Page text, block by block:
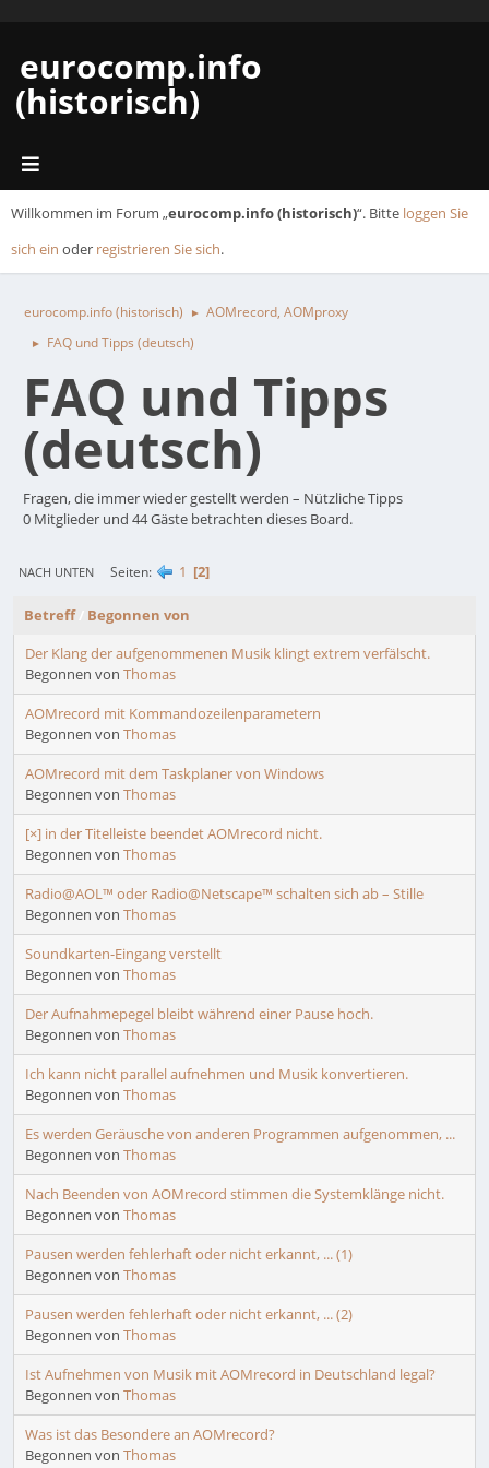
eurocomp.info
(historisch)
Willkommen im Forum „eurocomp.info (historisch)“. Bitte loggen Sie
sich ein oder registrieren Sie sich.
eurocomp.info (historisch) ► AOMrecord, AOMproxy
► FAQ und Tipps (deutsch)
FAQ und Tipps
(deutsch)
Fragen, die immer wieder gestellt werden – Nützliche Tipps
0 Mitglieder und 44 Gäste betrachten dieses Board.
NACH UNTEN Seiten 1 2
Betreff/ Begonnen von
Der Klang der aufgenommenen Musik klingt extrem verfälscht.
Begonnen von Thomas
AOMrecord mit Kommandozeilenparametern
Begonnen von Thomas
AOMrecord mit dem Taskplaner von Windows
Begonnen von Thomas
[×] in der Titelleiste beendet AOMrecord nicht.
Begonnen von Thomas
Radio@AOL™ oder Radio@Netscape™ schalten sich ab – Stille
Begonnen von Thomas
Soundkarten-Eingang verstellt
Begonnen von Thomas
Der Aufnahmepegel bleibt während einer Pause hoch.
Begonnen von Thomas
Ich kann nicht parallel aufnehmen und Musik konvertieren.
Begonnen von Thomas
Es werden Geräusche von anderen Programmen aufgenommen, ...
Begonnen von Thomas
Nach Beenden von AOMrecord stimmen die Systemklänge nicht.
Begonnen von Thomas
Pausen werden fehlerhaft oder nicht erkannt, ... (1)
Begonnen von Thomas
Pausen werden fehlerhaft oder nicht erkannt, ... (2)
Begonnen von Thomas
Ist Aufnehmen von Musik mit AOMrecord in Deutschland legal?
Begonnen von Thomas
Was ist das Besondere an AOMrecord?
Begonnen von Thomas